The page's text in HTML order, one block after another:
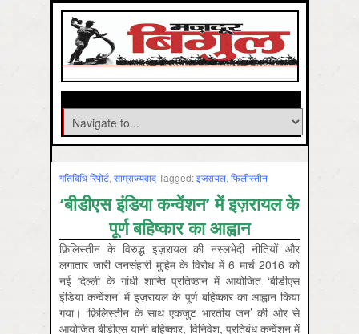
गतिविधि रिपोर्ट, साम्राज्‍यवादTagged:इजरायल, फिलीस्‍तीन
‘बीडीएस इंडिया कन्वेंशन’ में इज़रायल के
पूर्ण बहिष्कार का आह्वान
फ़ि‍लिस्‍तीन के विरुद्ध इज़रायल की नस्लभेदी नीतियों और
लगातार जारी जनसंहारी मुहिम के विरोध में 6 मार्च 2016 को
नई दिल्ली के गांधी शान्ति प्रतिष्‍ठान में आयोजित ‘बीडीएस
इंडिया कन्वेंशन’ में इज़रायल के पूर्ण बहिष्कार का आह्वान किया
गया। ‘फ़ि‍लिस्‍तीन के साथ एकजुट भारतीय जन’ की ओर से
आयोजित बीडीएस यानी बहिष्कार, विनिवेश, प्रतिबंध कन्वेंशन में